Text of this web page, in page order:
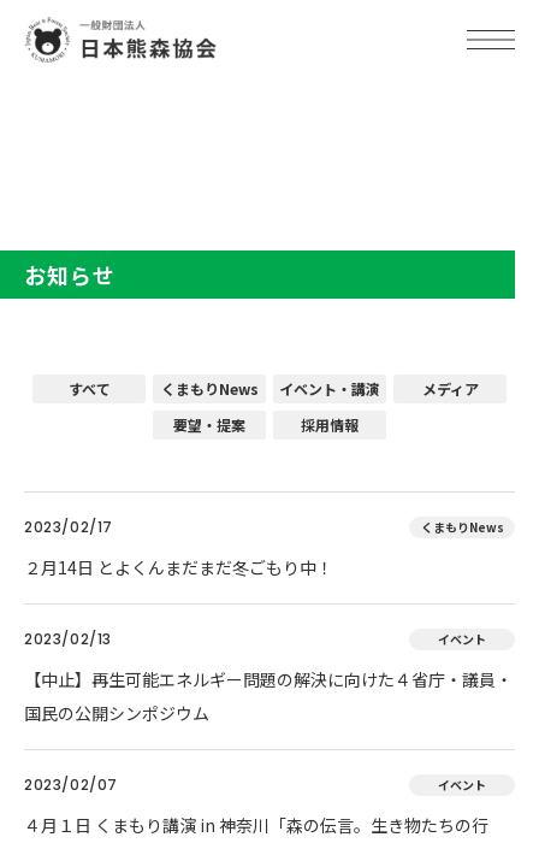
お知らせ
すべて くまもりNews イベント・講演
メディア
要望・提案
採用情報
2023/02/17 くまもりNews
２月14日 とよくんまだまだ冬ごもり中！
2023/02/13 イベント
【中止】再生可能エネルギー問題の解決に向けた４省庁・議員・
国民の公開シンポジウム
2023/02/07 イベント
４月１日 くまもり講演 in 神奈川「森の伝言。生き物たちの行